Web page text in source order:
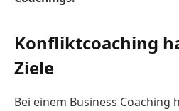
Konfliktcoaching
Ziele
Bei einem Business Coaching